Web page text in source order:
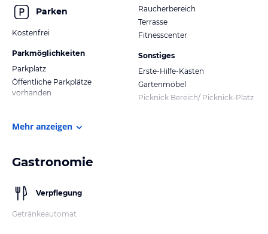
Parken
Kostenfrei
Parkmöglichkeiten
Parkplatz
Öffentliche Parkplätze
vorhanden
Raucherbereich
Terrasse
Fitnesscenter
Sonstiges
Erste-Hilfe-Kasten
Gartenmöbel
Picknick Bereich/ Picknick-Platz
Mehr anzeigen
Gastronomie
Verpflegung
Getränkeautomat